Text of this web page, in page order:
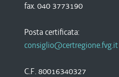
fax. 040 3773190
Posta certificata:
consiglio@certregione.fvg.it
C.F. 80016340327